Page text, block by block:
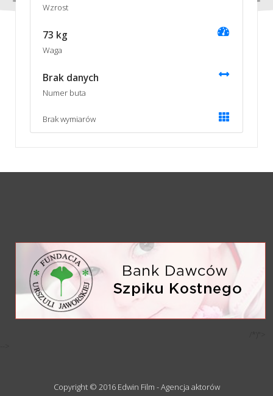
Wzrost
73 kg
Waga
Brak danych
Numer buta
Brak wymiarów
Copyright © 2016 Edwin Film - Agencja aktorów